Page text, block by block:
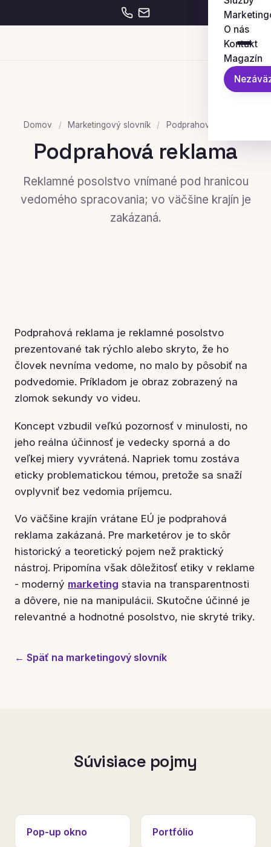
O nás
Kontakt
Magazín
Domov / Marketingový slovník / Podprahová reklama
Podprahová reklama
Reklamné posolstvo vnímané pod hranicou
vedomého spracovania; vo väčšine krajín je
zakázaná.
Podprahová reklama je reklamné posolstvo
prezentované tak rýchlo alebo skryto, že ho
človek nevníma vedome, no malo by pôsobiť na
podvedomie. Príkladom je obraz zobrazený na
zlomok sekundy vo videu.
Koncept vzbudil veľkú pozornosť v minulosti, no
jeho reálna účinnosť je vedecky sporná a do
veľkej miery vyvrátená. Napriek tomu zostáva
eticky problematickou témou, pretože sa snaží
ovplyvniť bez vedomia príjemcu.
Vo väčšine krajín vrátane EÚ je podprahová
reklama zakázaná. Pre marketérov je to skôr
historický a teoretický pojem než praktický
nástroj. Pripomína však dôležitosť etiky v reklame
- moderný marketing stavia na transparentnosti
a dôvere, nie na manipulácii. Skutočne účinné je
relevantné a hodnotné posolstvo, nie skryté triky.
← Späť na marketingový slovník
Súvisiace pojmy
Pop-up okno Portfólio